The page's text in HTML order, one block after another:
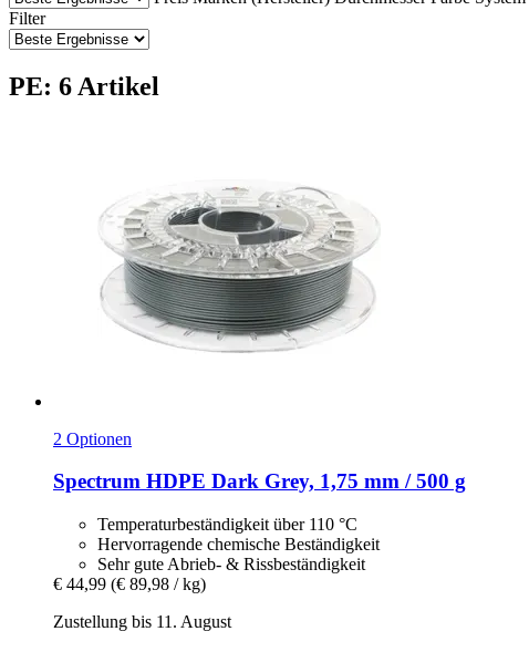
Filter
PE: 6 Artikel
2 Optionen
Spectrum HDPE Dark Grey, 1,75 mm / 500 g
Temperaturbeständigkeit über 110 °C
Hervorragende chemische Beständigkeit
Sehr gute Abrieb- & Rissbeständigkeit
€ 44,99 (€ 89,98 / kg)
Zustellung bis 11. August